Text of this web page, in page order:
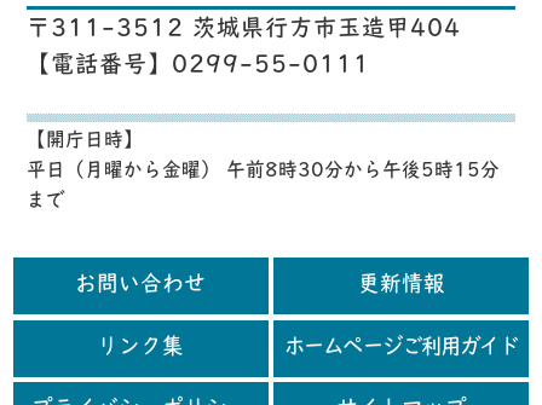
〒311-3512 茨城県行方市玉造甲404
【電話番号】0299-55-0111
【開庁日時】
平日（月曜から金曜） 午前8時30分から午後5時15分
まで
お問い合わせ 更新情報
リンク集 ホームページご利用ガイド